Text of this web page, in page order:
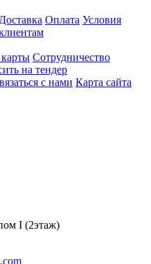
Оплата Условия
Сотрудничество
на тендер
с нами Карта сайта
I (2этаж)